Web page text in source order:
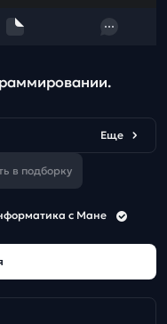
Еще
в подборку
с Мане